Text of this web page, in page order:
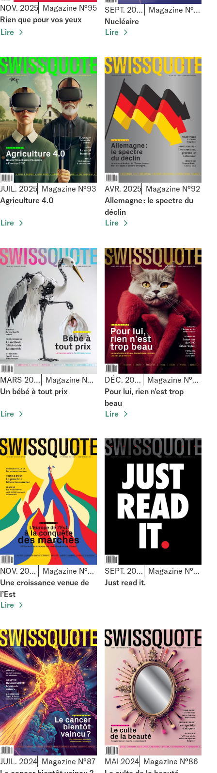
NOV. 2025 Magazine N°95
Rien que pour vos yeux
Lire
SEPT. 2025
Magazine N°94
Nucléaire
Lire
JUIL. 2025 Magazine N°93
Agriculture 4.0
Lire
AVR. 2025 Magazine N°92
Allemagne : le spectre du
déclin
Lire
MARS 2025
Magazine N°91
Un bébé à tout prix
Lire
DÉC. 2024
Magazine N°90
Pour lui, rien n’est trop
beau
Lire
NOV. 2024
Magazine N°89
Une croissance venue de
l’Est
Lire
SEPT. 2024
Magazine N°88
Just read it.
JUIL. 2024 Magazine N°87
MAI 2024 Magazine N°86